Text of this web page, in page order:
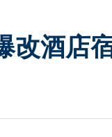
改酒店